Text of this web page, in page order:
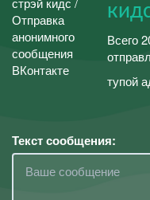
Всего
тупой
Текст сообщения: